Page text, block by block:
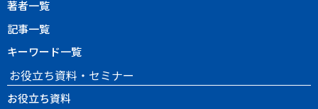
著者一覧
記事一覧
キーワード一覧
お役立ち資料・セミナー
お役立ち資料